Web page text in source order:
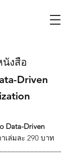
งสือ
Driven
Data-Driven
เล่มละ 290 บาท